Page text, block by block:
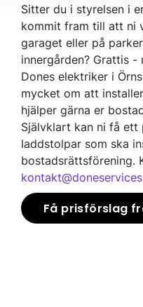
Sitter du i styrelsen i
kommit fram till att ni
garaget eller på
innergården? Grattis
Dones elektriker i
mycket om att
hjälper gärna er
Självklart kan ni få
laddstolpar som ska
bostadsrättsförening.
Få prisförslag